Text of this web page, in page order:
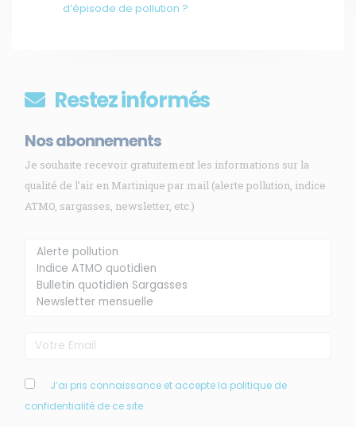
d’épisode de pollution ?
Restez informés
Nos abonnements
Je souhaite recevoir gratuitement les informations sur la
qualité de l’air en Martinique par mail (alerte pollution, indice
ATMO, sargasses, newsletter, etc.)
J’ai pris connaissance et accepte la politique de
confidentialité de ce site
Membre de Agréé par
MENU